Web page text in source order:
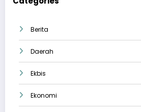
Berita
Daerah
Ekbis
Ekonomi